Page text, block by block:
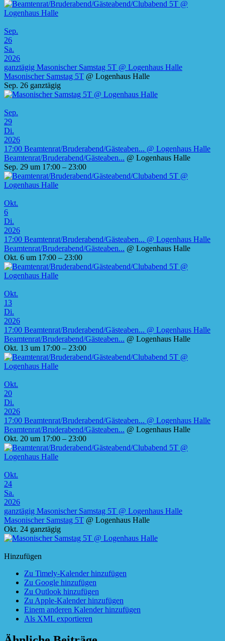
Sep.
26
Sa.
2026
ganztägig Masonischer Samstag 5T @ Logenhaus Halle
Masonischer Samstag 5T @ Logenhaus Halle
Sep. 26 ganztägig
Sep.
29
Di.
2026
17:00 Beamtenrat/Bruderabend/Gästeaben... @ Logenhaus Halle
Beamtenrat/Bruderabend/Gästeaben... @ Logenhaus Halle
Sep. 29 um 17:00 – 23:00
Okt.
6
Di.
2026
17:00 Beamtenrat/Bruderabend/Gästeaben... @ Logenhaus Halle
Beamtenrat/Bruderabend/Gästeaben... @ Logenhaus Halle
Okt. 6 um 17:00 – 23:00
Okt.
13
Di.
2026
17:00 Beamtenrat/Bruderabend/Gästeaben... @ Logenhaus Halle
Beamtenrat/Bruderabend/Gästeaben... @ Logenhaus Halle
Okt. 13 um 17:00 – 23:00
Okt.
20
Di.
2026
17:00 Beamtenrat/Bruderabend/Gästeaben... @ Logenhaus Halle
Beamtenrat/Bruderabend/Gästeaben... @ Logenhaus Halle
Okt. 20 um 17:00 – 23:00
Okt.
24
Sa.
2026
ganztägig Masonischer Samstag 5T @ Logenhaus Halle
Masonischer Samstag 5T @ Logenhaus Halle
Okt. 24 ganztägig
Hinzufügen
Zu Timely-Kalender hinzufügen
Zu Google hinzufügen
Zu Outlook hinzufügen
Zu Apple-Kalender hinzufügen
Einem anderen Kalender hinzufügen
Als XML exportieren